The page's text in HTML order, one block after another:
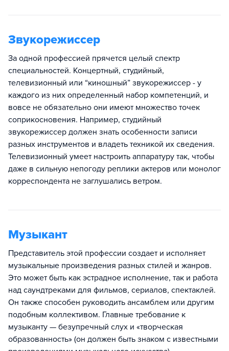
Звукорежиссер
За одной профессией прячется целый спектр
специальностей. Концертный, студийный,
телевизионный или “киношный” звукорежиссер - у
каждого из них определенный набор компетенций, и
вовсе не обязательно они имеют множество точек
соприкосновения. Например, студийный
звукорежиссер должен знать особенности записи
разных инструментов и владеть техникой их сведения.
Телевизионный умеет настроить аппаратуру так, чтобы
даже в сильную непогоду реплики актеров или монолог
корреспондента не заглушались ветром.
Музыкант
Представитель этой профессии создает и исполняет
музыкальные произведения разных стилей и жанров.
Это может быть как эстрадное исполнение, так и работа
над саундтреками для фильмов, сериалов, спектаклей.
Он также способен руководить ансамблем или другим
подобным коллективом. Главные требование к
музыканту — безупречный слух и «творческая
образованность» (он должен быть знаком с известными